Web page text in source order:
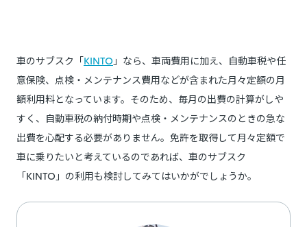
車のサブスク「KINTO 」なら、車両費用に加え、自動車税や任
意保険、点検・メンテナンス費用などが含まれた月々定額の月
額利用料となっています。そのため、毎月の出費の計算がしや
すく、自動車税の納付時期や点検・メンテナンスのときの急な
出費を心配する必要がありません。免許を取得して月々定額で
車に乗りたいと考えているのであれば、車のサブスク
「KINTO」の利用も検討してみてはいかがでしょうか。